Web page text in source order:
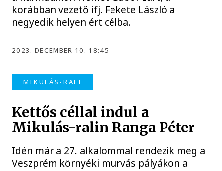
korábban vezető ifj. Fekete László a
negyedik helyen ért célba.
2023. DECEMBER 10. 18:45
MIKULÁS-RALI
Kettős céllal indul a
Mikulás-ralin Ranga Péter
Idén már a 27. alkalommal rendezik meg a
Veszprém környéki murvás pályákon a